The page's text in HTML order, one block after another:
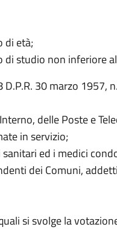
di età;
di studio non inferiore
D.P.R. 30 marzo
delle Poste e
in servizio;
ed i medici
dei Comuni,
si svolge la